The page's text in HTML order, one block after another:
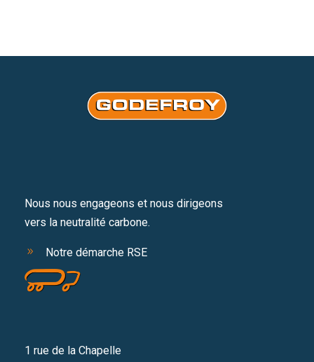
Nous nous engageons et nous dirigeons
vers la neutralité carbone.
Notre démarche RSE
1 rue de la Chapelle